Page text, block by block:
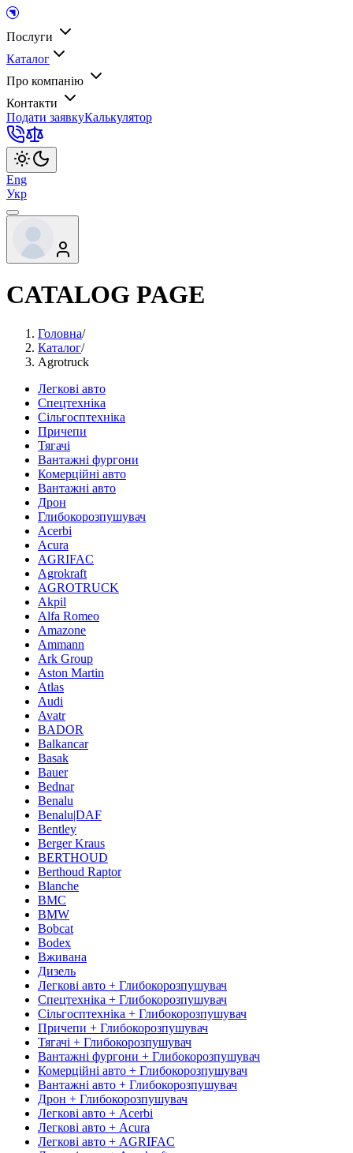
Послуги
Каталог
Про компанію
Контакти
Подати заявкуКалькулятор
Eng
Укр
CATALOG PAGE
Головна/
Каталог/
Agrotruck
Легкові авто
Спецтехніка
Сільгосптехніка
Причепи
Тягачі
Вантажні фургони
Комерційні авто
Вантажні авто
Дрон
Глибокорозпушувач
Acerbi
Acura
AGRIFAC
Agrokraft
AGROTRUCK
Akpil
Alfa Romeo
Amazone
Ammann
Ark Group
Aston Martin
Atlas
Audi
Avatr
BADOR
Balkancar
Basak
Bauer
Bednar
Benalu
Benalu|DAF
Bentley
Berger Kraus
BERTHOUD
Berthoud Raptor
Blanche
BMC
BMW
Bobcat
Bodex
Вживана
Дизель
Легкові авто + Глибокорозпушувач
Спецтехніка + Глибокорозпушувач
Сільгосптехніка + Глибокорозпушувач
Причепи + Глибокорозпушувач
Тягачі + Глибокорозпушувач
Вантажні фургони + Глибокорозпушувач
Комерційні авто + Глибокорозпушувач
Вантажні авто + Глибокорозпушувач
Дрон + Глибокорозпушувач
Легкові авто + Acerbi
Легкові авто + Acura
Легкові авто + AGRIFAC